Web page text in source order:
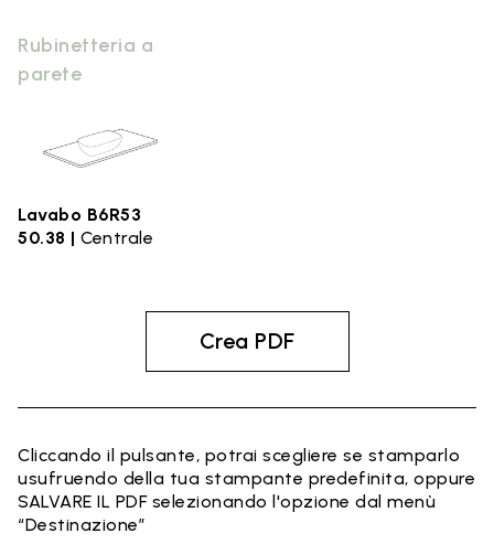
Rubinetteria a
parete
Lavabo B6R53
50.38 | Centrale
Crea PDF
Cliccando il pulsante, potrai scegliere se stamparlo
usufruendo della tua stampante predefinita, oppure
SALVARE IL PDF selezionando l'opzione dal menù
“Destinazione”